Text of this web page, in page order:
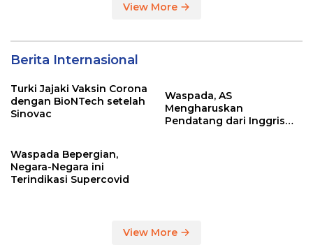
View More
Berita Internasional
Turki Jajaki Vaksin Corona
dengan BioNTech setelah
Sinovac
Waspada, AS
Mengharuskan
Pendatang dari Inggris
Waspada Bepergian,
Negara-Negara ini
Terindikasi Supercovid
View More